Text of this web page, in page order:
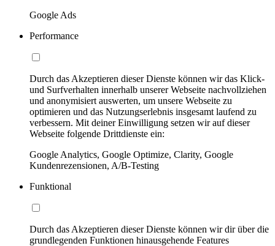
Google Ads
Performance
Durch das Akzeptieren dieser Dienste können wir das Klick-
und Surfverhalten innerhalb unserer Webseite nachvollziehen
und anonymisiert auswerten, um unsere Webseite zu
optimieren und das Nutzungserlebnis insgesamt laufend zu
verbessern. Mit deiner Einwilligung setzen wir auf dieser
Webseite folgende Drittdienste ein:
Google Analytics, Google Optimize, Clarity, Google
Kundenrezensionen, A/B-Testing
Funktional
Durch das Akzeptieren dieser Dienste können wir dir über die
grundlegenden Funktionen hinausgehende Features